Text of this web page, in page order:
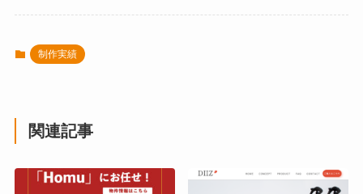
制作実績
関連記事